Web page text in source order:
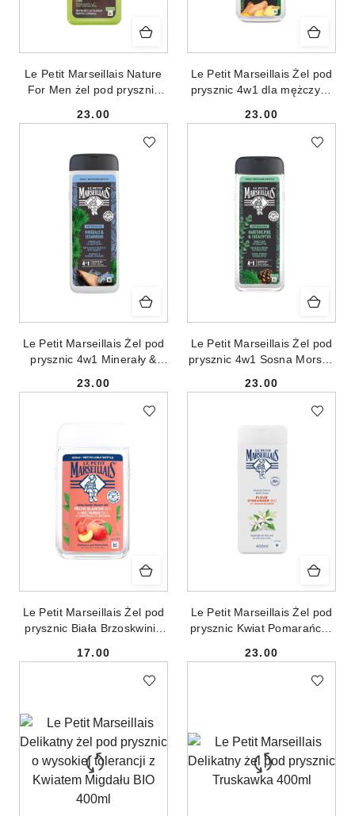
Le Petit Marseillais Nature
For Men żel pod prysznic
400mlCena:
23.00
Le Petit Marseillais Żel pod
prysznic 4w1 dla mężczyzn
400mlCena:
23.00
Le Petit Marseillais Żel pod
prysznic 4w1 Minerały &
Cena:
23.00
Le Petit Marseillais Żel pod
prysznic 4w1 Sosna Morska
Cena:
23.00
Le Petit Marseillais Żel pod
prysznic Biała Brzoskwinia
Cena:
17.00
Le Petit Marseillais Żel pod
prysznic Kwiat Pomarańczy
Cena:
23.00